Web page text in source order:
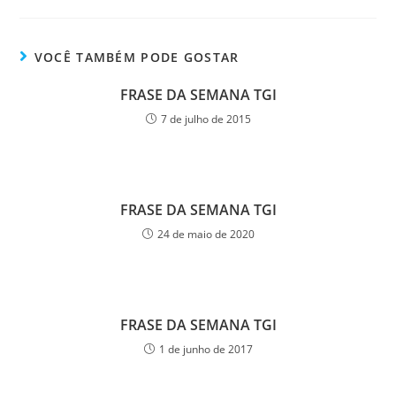
VOCÊ TAMBÉM PODE GOSTAR
FRASE DA SEMANA TGI
7 de julho de 2015
FRASE DA SEMANA TGI
24 de maio de 2020
FRASE DA SEMANA TGI
1 de junho de 2017